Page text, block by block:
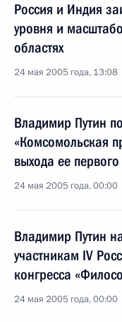
Россия и Индия
уровня и
областях
24 мая 2005 года, 13:08
Владимир Путин
«Комсомольская
выхода ее
24 мая 2005 года, 00:00
Владимир Путин
участникам IV
конгресса
24 мая 2005 года, 00:00